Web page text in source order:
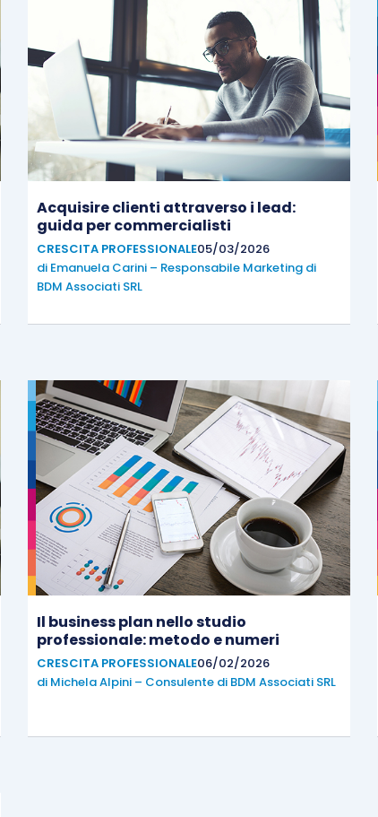
Acquisire clienti attraverso i lead:
guida per commercialisti
CRESCITA PROFESSIONALE05/03/2026
di Emanuela Carini – Responsabile Marketing di
BDM Associati SRL
Il business plan nello studio
professionale: metodo e numeri
CRESCITA PROFESSIONALE06/02/2026
di Michela Alpini – Consulente di BDM Associati SRL